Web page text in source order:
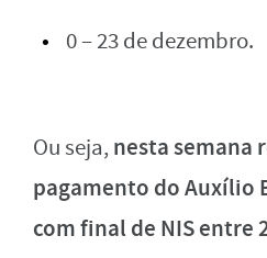
0 – 23 de dezembro.
Ou seja, nesta semana
pagamento do Auxílio
com final de NIS entre